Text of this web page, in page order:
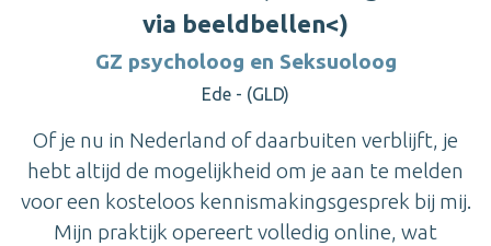
via beeldbellen<)
GZ psycholoog en Seksuoloog
Ede - (GLD)
Of je nu in Nederland of daarbuiten verblijft, je
hebt altijd de mogelijkheid om je aan te melden
voor een kosteloos kennismakingsgesprek bij mij.
Mijn praktijk opereert volledig online, wat